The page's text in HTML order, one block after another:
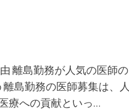
離島勤務が人気の医師の
島勤務の医師募集は、人
療への貢献といっ…